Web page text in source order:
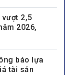
vượt 2,5
2026,
báo lựa
tài sản